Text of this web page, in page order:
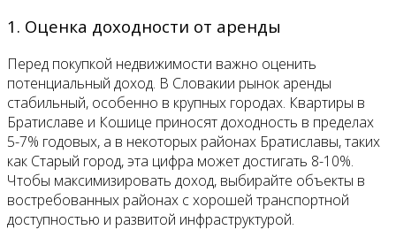
1. Оценка доходности от аренды
Перед покупкой недвижимости важно оценить
потенциальный доход. В Словакии рынок аренды
стабильный, особенно в крупных городах. Квартиры в
Братиславе и Кошице приносят доходность в пределах
5-7% годовых, а в некоторых районах Братиславы, таких
как Старый город, эта цифра может достигать 8-10%.
Чтобы максимизировать доход, выбирайте объекты в
востребованных районах с хорошей транспортной
доступностью и развитой инфраструктурой.